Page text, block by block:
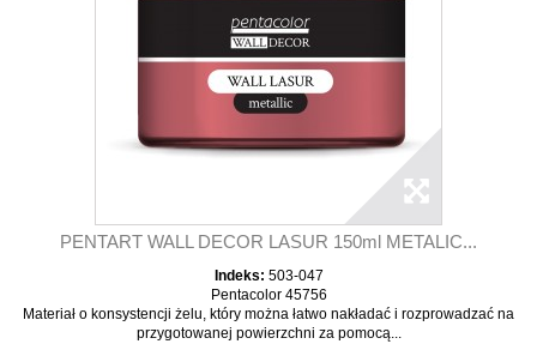
PENTART WALL DECOR LASUR 150ml METALIC...
Indeks: 503-047
Pentacolor 45756
Materiał o konsystencji żelu, który można łatwo nakładać i rozprowadzać na
przygotowanej powierzchni za pomocą...